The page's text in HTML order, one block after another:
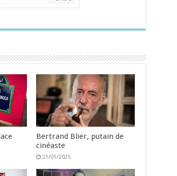
Bertrand Blier, putain de
cinéaste
21/01/2025